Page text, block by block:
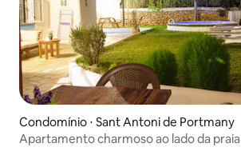
Condomínio ⋅ Sant Antoni de Portmany
Apartamento charmoso ao lado da praia